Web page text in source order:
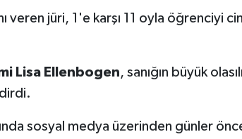
veren jüri, 1'e karşı 11 oyla öğrenciyi
Lisa Ellenbogen, sanığın büyük
sosyal medya üzerinden günler